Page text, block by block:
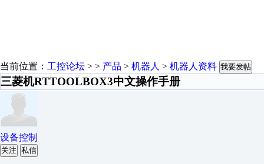
当前位置： 工控论坛 > > 产品 > 机器人 > 机器人资料 我要发帖
三菱机RTTOOLBOX3中文操作手册
设备控制
关注 私信